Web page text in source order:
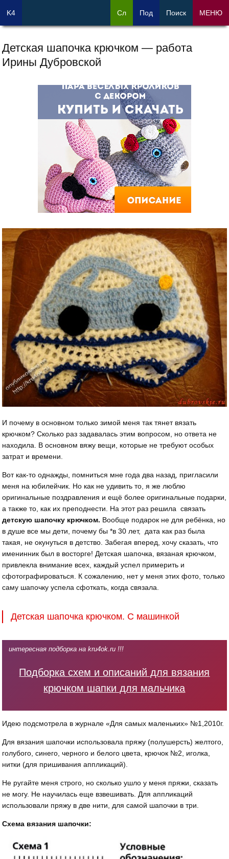
Детская шапочка крючком — работа
Ирины Дубровской
И почему в основном только зимой меня так тянет вязать
крючком? Сколько раз задавалась этим вопросом, но ответа не
находила. В основном вяжу вещи, которые не требуют особых
затрат и времени.
Вот как-то однажды, помниться мне года два назад, пригласили
меня на юбилейчик. Но как не удивить то, я же люблю
оригинальные поздравления и ещё более оригинальные подарки,
а также то, как их преподнести. На этот раз решила связать
детскую шапочку крючком. Вообще подарок не для ребёнка, но
в душе все мы дети, почему бы *в 30 лет, дата как раз была
такая, не окунуться в детство. Забегая вперед, хочу сказать, что
именинник был в восторге! Детская шапочка, вязаная крючком,
привлекла внимание всех, каждый успел примерить и
сфотографироваться. К сожалению, нет у меня этих фото, только
саму шапочку успела сфоткать, когда связала.
Детская шапочка крючком. С машинкой
интересная подборка на kru4ok.ru !!!
Подборка схем и описаний для вязания
крючком шапки для мальчика
Идею подсмотрела в журнале «Для самых маленьких» №1,2010г.
Для вязания шапочки использовала пряжу (полушерсть) желтого,
голубого, синего, черного и белого цвета, крючок №2, иголка,
нитки (для пришивания аппликаций).
Не ругайте меня строго, но сколько ушло у меня пряжи, сказать
не могу. Не научилась еще взвешивать. Для аппликаций
использовали пряжу в две нити, для самой шапочки в три.
Схема вязания шапочки:
K4 Сл Под Поиск МЕНЮ